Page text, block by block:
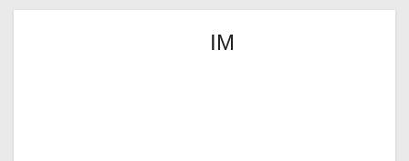
IM